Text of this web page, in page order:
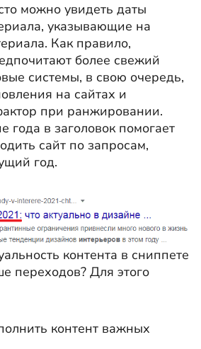
можно увидеть даты
указывающие на
Как правило,
более свежий
системы, в свою очередь,
на сайтах и
при ранжировании.
года в заголовок помогает
сайт по запросам,
год.
контента в сниппете
переходов? Для этого
контент важных